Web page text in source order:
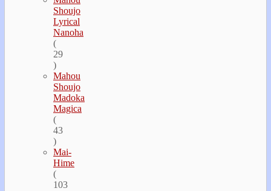
Shoujo
Lyrical
Nanoha
(
29
)
Mahou
Shoujo
Madoka
Magica
(
43
)
Mai-
Hime
(
103